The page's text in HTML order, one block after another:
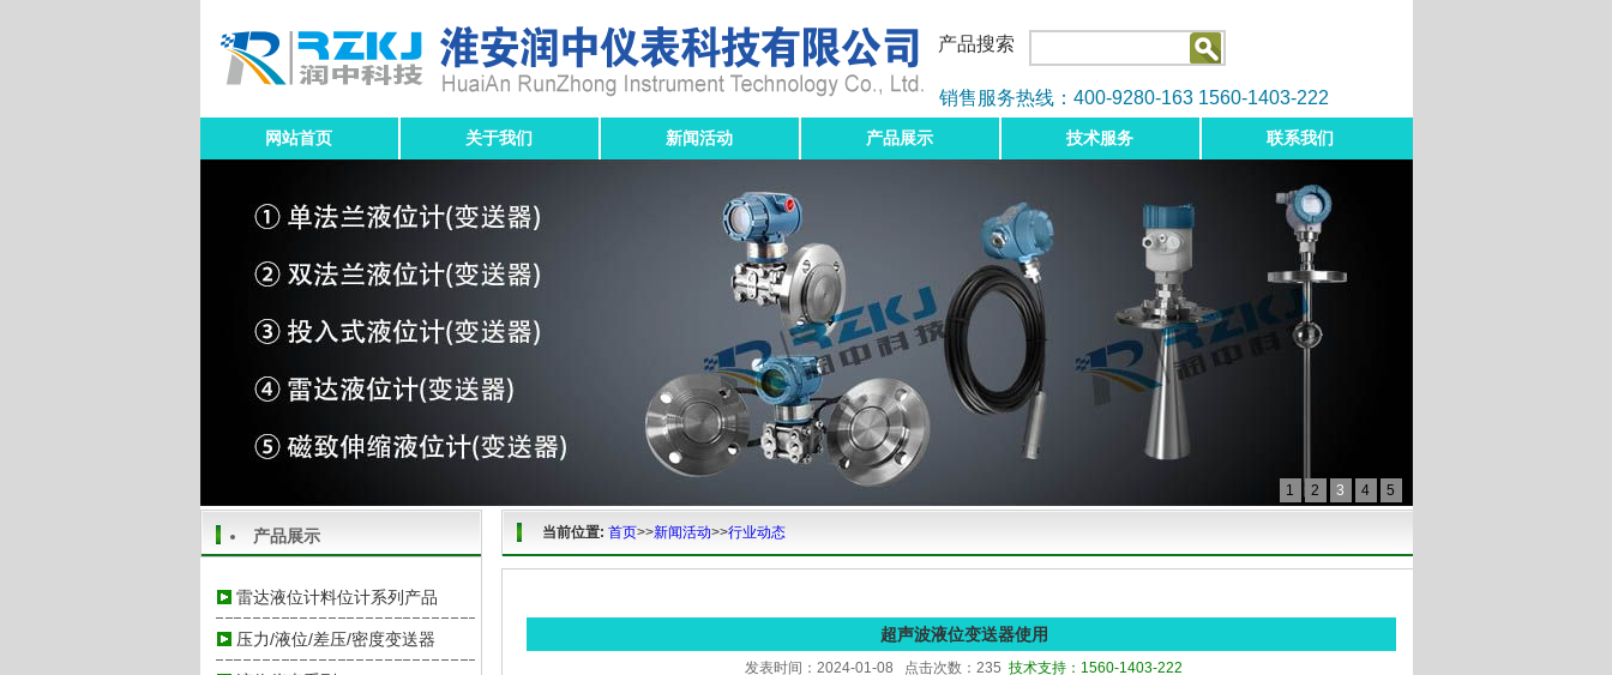
产品搜索
销售服务热线：400-9280-163 1560-1403-222
网站首页 关于我们 新闻活动 产品展示 技术服务 联系我们
1 2 3 4 5
产品展示
雷达液位计料位计系列产品
压力/液位/差压/密度变送器
当前位置: 首页>>新闻活动>>行业动态
超声波液位变送器使用
发表时间：2024-01-08 点击次数：235 技术支持：1560-1403-222